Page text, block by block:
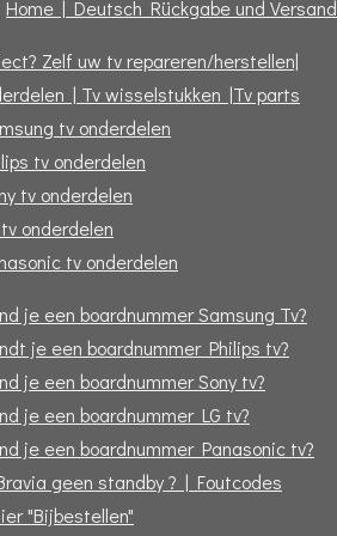
Home | Deutsch Rückgabe und Versand
Zelf uw tv repareren/herstellen|
| Tv wisselstukken |Tv parts
tv onderdelen
tv onderdelen
tv onderdelen
tv onderdelen
tv onderdelen
je een boardnummer Samsung Tv?
je een boardnummer Philips tv?
je een boardnummer Sony tv?
je een boardnummer LG tv?
je een boardnummer Panasonic tv?
geen standby ? | Foutcodes
"Bijbestellen"